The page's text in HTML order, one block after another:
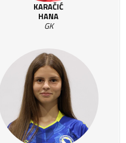
KARAČIĆ
HANA
GK